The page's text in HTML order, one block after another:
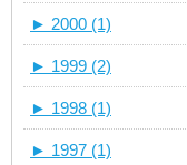
► 2000 (1)
► 1999 (2)
► 1998 (1)
► 1997 (1)